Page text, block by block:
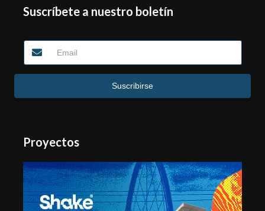
Suscríbete a nuestro boletín
Suscribirse
Proyectos